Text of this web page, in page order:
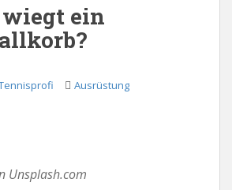
ein
Ausrüstung
Unsplash.com